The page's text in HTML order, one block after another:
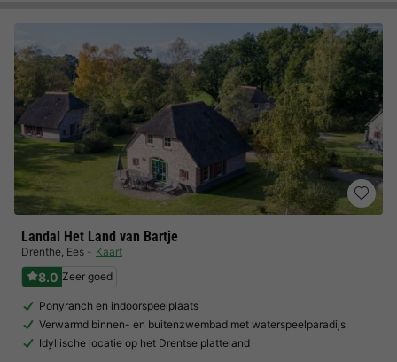
Landal Het Land van Bartje
Drenthe, Ees Kaart
8.0 Zeer goed
Ponyranch en indoorspeelplaats
Verwarmd binnen- en buitenzwembad met waterspeelparadijs
Idyllische locatie op het Drentse platteland